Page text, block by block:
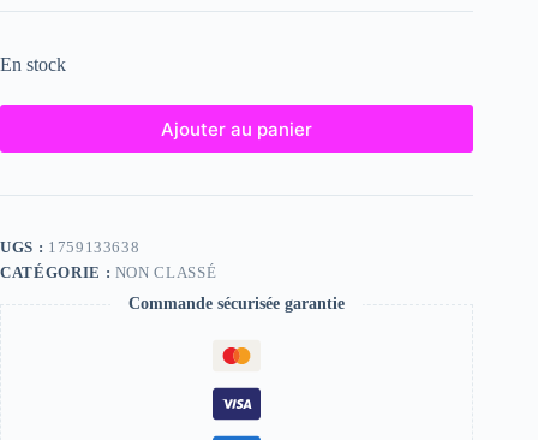
En stock
Ajouter au panier
UGS : 1759133638
CATÉGORIE : NON CLASSÉ
Commande sécurisée garantie